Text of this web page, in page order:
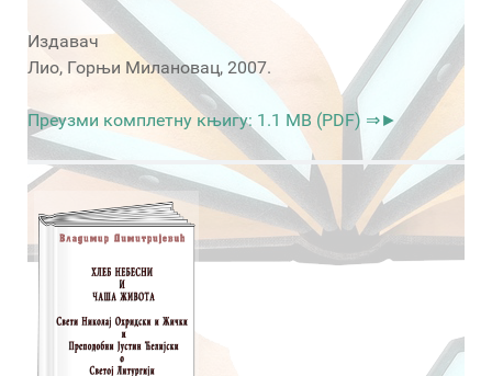
Издавач
Лио, Горњи Милановац, 2007.
Преузми комплетну књигу: 1.1 MB (PDF) ⇒►